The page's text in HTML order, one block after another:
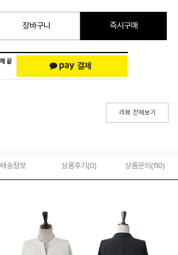
장바구니 즉시구매
리뷰 전체보기
배송정보 상품후기(0) 상품문의 (110)